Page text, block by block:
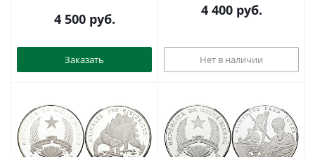
4 500руб.
Заказать
4 400руб.
Нет в наличии